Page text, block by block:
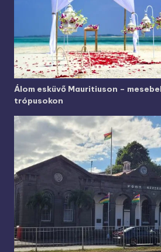
Álom esküvő Mauritiuson –
trópusokon